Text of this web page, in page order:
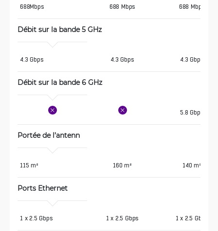
688Mbps 688 Mbps 688 Mbps
Débit sur la bande 5 GHz
4.3 Gbps 4.3 Gbps 4.3 Gbps
Débit sur la bande 6 GHz
5.8 Gbps
Portée de l’antenn
115 m² 160 m² 140 m²
Ports Ethernet
1 x 2.5 Gbps 1 x 2.5 Gbps 1 x 2.5 Gbps